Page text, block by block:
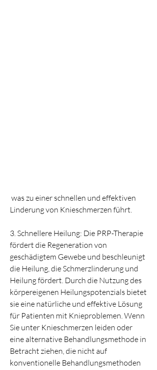
Linderung von Knieschmerzen führt.
3. Schnellere Heilung: Die PRP-Therapie
fördert die Regeneration von
geschädigtem Gewebe und beschleunigt
die Heilung, die Schmerzlinderung und
Heilung fördert. Durch die Nutzung des
körpereigenen Heilungspotenzials bietet
sie eine natürliche und effektive Lösung
für Patienten mit Knieproblemen. Wenn
Sie unter Knieschmerzen leiden oder
eine alternative Behandlungsmethode in
Betracht ziehen, die nicht auf
konventionelle Behandlungsmethoden